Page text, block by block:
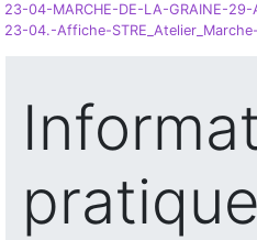
23-04-MARCHE-DE-LA-GRAINE-29-
23-04.-Affiche-